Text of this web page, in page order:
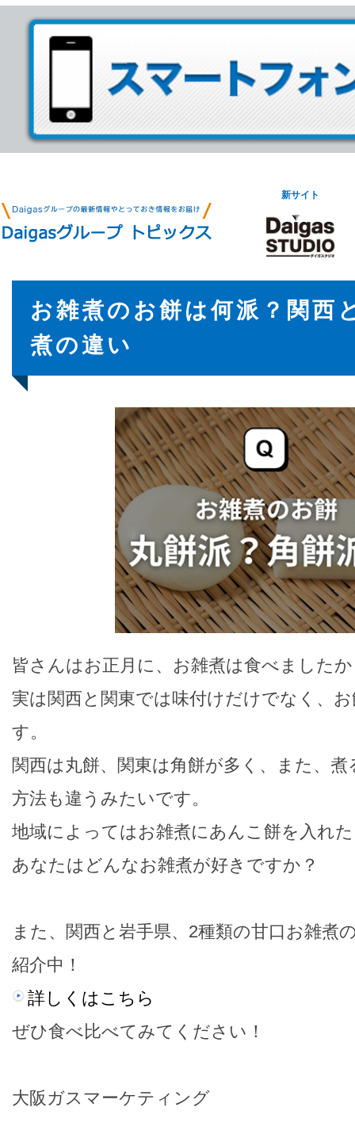
新サイト
お雑煮のお餅は何派？関西
煮の違い
皆さんはお正月に、お雑煮は食べました
実は関西と関東では味付けだけでなく、
す。
関西は丸餅、関東は角餅が多く、また、
方法も違うみたいです。
地域によってはお雑煮にあんこ餅を入れ
あなたはどんなお雑煮が好きですか？
また、関西と岩手県、2種類の甘口お雑煮
紹介中！
詳しくはこちら
ぜひ食べ比べてみてください！
大阪ガスマーケティング